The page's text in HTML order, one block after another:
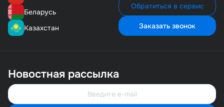
Беларусь
Казахстан
Обратиться в сервис
Заказать звонок
Новостная рассылка